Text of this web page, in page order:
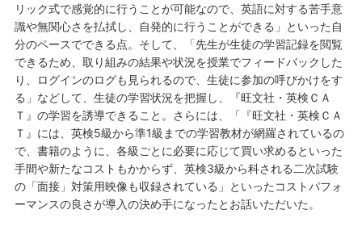
リック式で感覚的に行うことが可能なので、英語に対する苦手意
識や無関心さを払拭し、自発的に行うことができる」といった自
分のペースでできる点。そして、「先生が生徒の学習記録を閲覧
できるため、取り組みの結果や状況を授業でフィードバックした
り、ログインのログも見られるので、生徒に参加の呼びかけをす
る」などして、生徒の学習状況を把握し、『旺文社・英検ＣＡ
Ｔ』の学習を誘導できること。さらには、「『旺文社・英検ＣＡ
Ｔ』には、英検5級から準1級までの学習教材が網羅されているの
で、書籍のように、各級ごとに必要に応じて買い求めるといった
手間や新たなコストもかからず、英検3級から科される二次試験
の「面接」対策用映像も収録されている」といったコストパフォ
ーマンスの良さが導入の決め手になったとお話いただいた。